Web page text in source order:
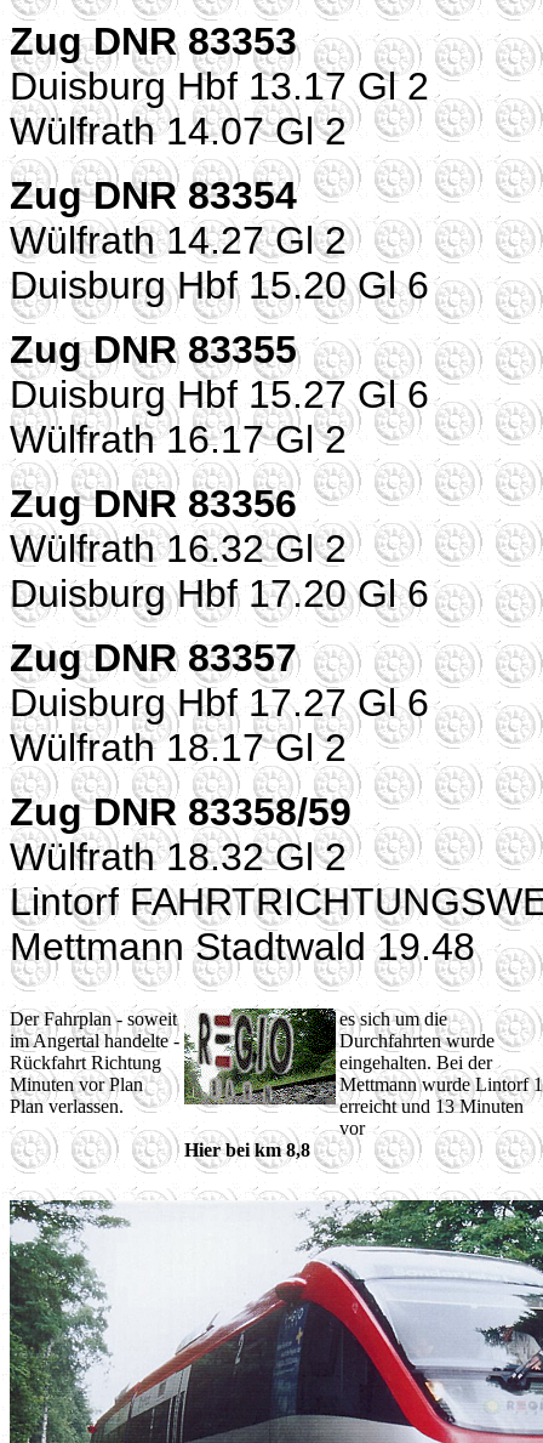
Zug DNR 83353
Duisburg Hbf 13.17 Gl 2
Wülfrath 14.07 Gl 2
Zug DNR 83354
Wülfrath 14.27 Gl 2
Duisburg Hbf 15.20 Gl 6
Zug DNR 83355
Duisburg Hbf 15.27 Gl 6
Wülfrath 16.17 Gl 2
Zug DNR 83356
Wülfrath 16.32 Gl 2
Duisburg Hbf 17.20 Gl 6
Zug DNR 83357
Duisburg Hbf 17.27 Gl 6
Wülfrath 18.17 Gl 2
Zug DNR 83358/59
Wülfrath 18.32 Gl 2
Lintorf
Mettmann Stadtwald 19.48
Der Fahrplan - soweit
im Angertal handelte -
Rückfahrt Richtung
Minuten vor Plan
Plan verlassen.
es sich um die
Durchfahrten wurde
eingehalten. Bei der
Mettmann wurde Lintorf
erreicht und 13 Minuten
vor
Hier bei km 8,8